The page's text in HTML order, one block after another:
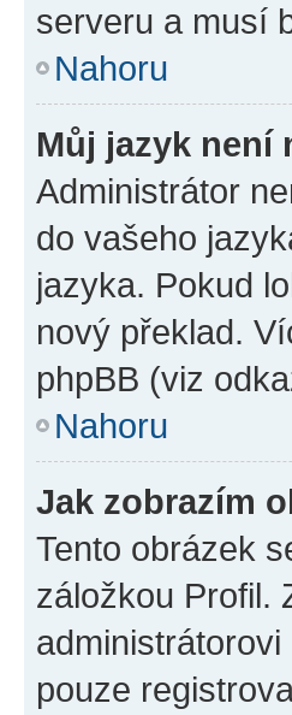
serveru a musí
Nahoru
Můj jazyk není
Administrátor
do vašeho
jazyka. Pokud
nový překlad.
phpBB (viz
Nahoru
Jak zobrazím
Tento obrázek
záložkou Profil.
pouze